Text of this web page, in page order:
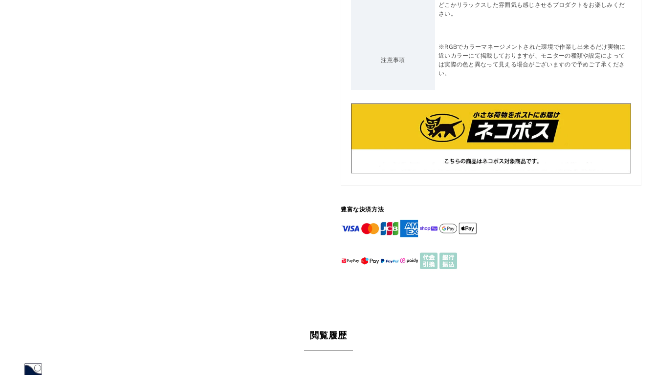
どこかリラックスした雰囲気も感じさせるプロダクトをお楽しみくだ
さい。
注意事項
※RGBでカラーマネージメントされた環境で作業し出来るだけ実物に
近いカラーにて掲載しておりますが、モニターの種類や設定によって
は実際の色と異なって見える場合がございますので予めご了承くださ
い。
豊富な決済方法
閲覧履歴